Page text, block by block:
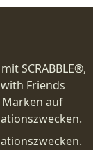
SCRABBLE®,
Friends
auf